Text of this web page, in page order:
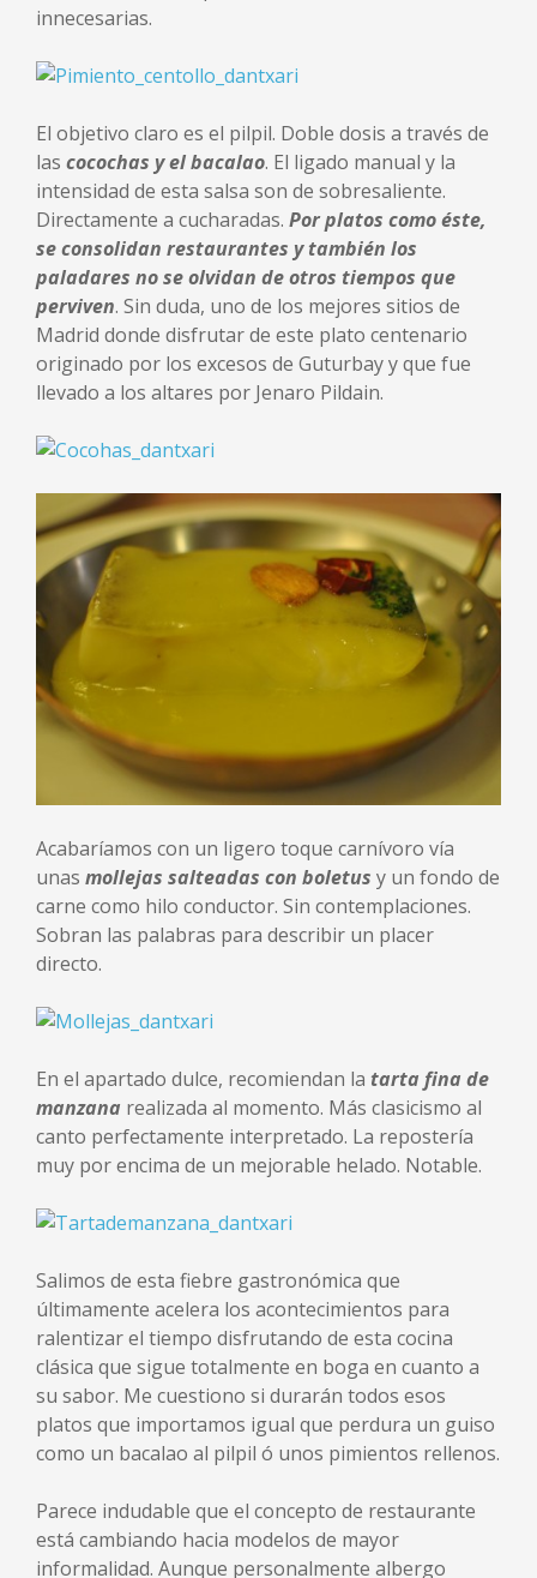
innecesarias.
El objetivo claro es el pilpil. Doble dosis a través de
las cocochas y el bacalao. El ligado manual y la
intensidad de esta salsa son de sobresaliente.
Directamente a cucharadas. Por platos como éste,
se consolidan restaurantes y también los
paladares no se olvidan de otros tiempos que
perviven. Sin duda, uno de los mejores sitios de
Madrid donde disfrutar de este plato centenario
originado por los excesos de Guturbay y que fue
llevado a los altares por Jenaro Pildain.
Acabaríamos con un ligero toque carnívoro vía
unas mollejas salteadas con boletus y un fondo de
carne como hilo conductor. Sin contemplaciones.
Sobran las palabras para describir un placer
directo.
En el apartado dulce, recomiendan la tarta fina de
manzana realizada al momento. Más clasicismo al
canto perfectamente interpretado. La repostería
muy por encima de un mejorable helado. Notable.
Salimos de esta fiebre gastronómica que
últimamente acelera los acontecimientos para
ralentizar el tiempo disfrutando de esta cocina
clásica que sigue totalmente en boga en cuanto a
su sabor. Me cuestiono si durarán todos esos
platos que importamos igual que perdura un guiso
como un bacalao al pilpil ó unos pimientos rellenos.
Parece indudable que el concepto de restaurante
está cambiando hacia modelos de mayor
informalidad. Aunque personalmente albergo